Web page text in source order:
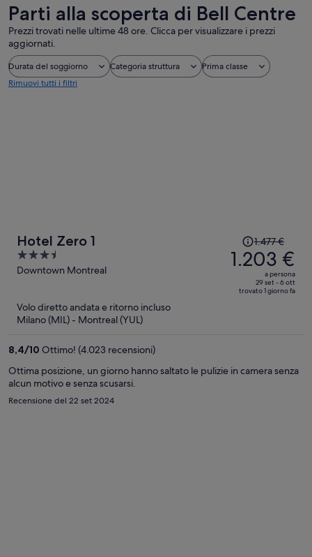
Parti alla scoperta di Bell Centre
Prezzi trovati nelle ultime 48 ore. Clicca per visualizzare i prezzi
aggiornati.
Durata del soggiorno Categoria struttura
Prima classe
Rimuovi tutti i filtri
Hotel Zero 1
3.5
out
Downtown Montreal
prezzo
era
1.477 €,
ora
1.477 €
1.203 €
a persona
29 set - 6 ott
trovato 1 giorno fa
Volo diretto andata e ritorno incluso
Milano (MIL) - Montreal (YUL)
8,4/10 Ottimo! (4.023 recensioni)
Ottima posizione, un giorno hanno saltato le pulizie in camera senza
alcun motivo e senza scusarsi.
Recensione del 22 set 2024